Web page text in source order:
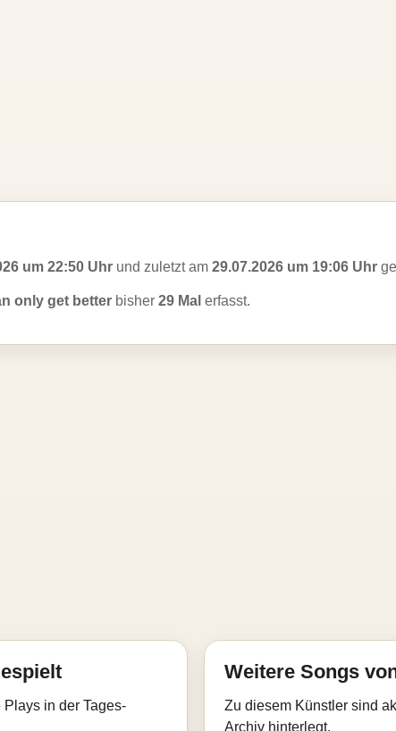
um 22:50 Uhr und zuletzt am 29.07.2026 um 19:06 Uhr
only get better bisher 29 Mal erfasst.
in der Tages-
Weitere Songs
Zu diesem Künstler sind
Archiv hinterlegt.